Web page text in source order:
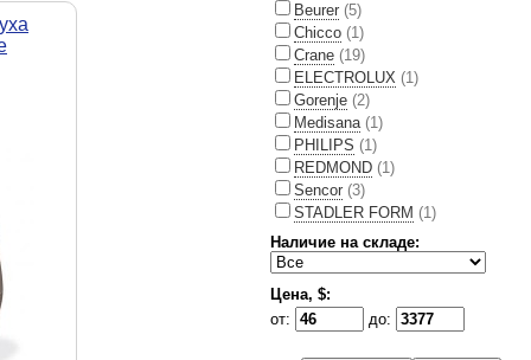
Beurer (5)
Chicco (1)
Crane (19)
ELECTROLUX (1)
Gorenje (2)
Medisana (1)
PHILIPS (1)
REDMOND (1)
Sencor (3)
STADLER FORM (1)
Наличие на складе:
Цена, $:
от:
до: